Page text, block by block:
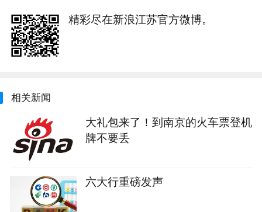
精彩尽在新浪江苏官方微博。
相关新闻
大礼包来了！到南京的火车票登机
牌不要丢
六大行重磅发声